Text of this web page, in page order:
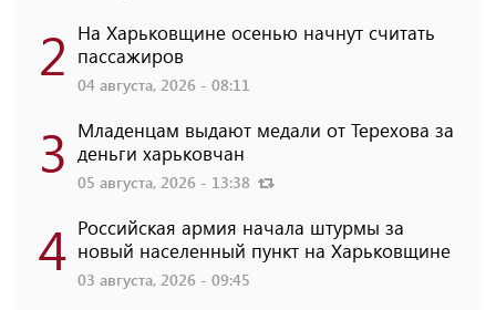
2 На Харьковщине осенью начнут считать
пассажиров
04 августа, 2026 - 08:11
3 Младенцам выдают медали от Терехова за
деньги харьковчан
05 августа, 2026 - 13:38
4 Российская армия начала штурмы за
новый населенный пункт на Харьковщине
03 августа, 2026 - 09:45